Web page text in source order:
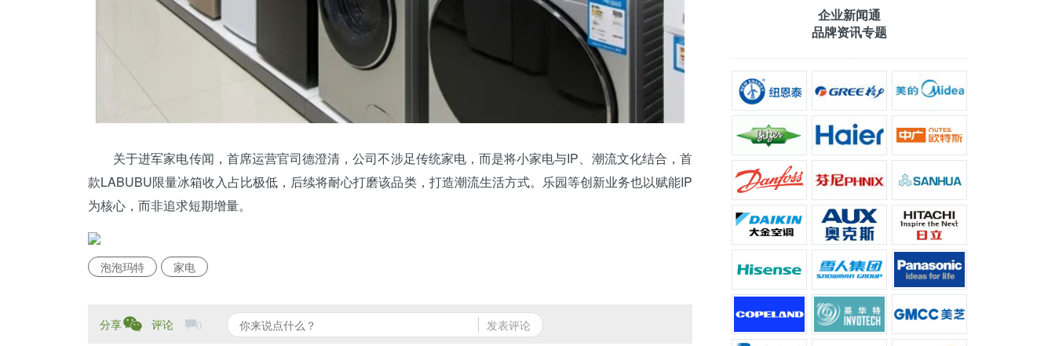
关于进军家电传闻，首席运营官司德澄清，公司不涉足传统家电，而是将小家电与IP、潮流文化结合，首
款LABUBU限量冰箱收入占比极低，后续将耐心打磨该品类，打造潮流生活方式。乐园等创新业务也以赋能IP
为核心，而非追求短期增量。
泡泡玛特 家电
分享 评论 0 发表评论
企业新闻通
品牌资讯专题